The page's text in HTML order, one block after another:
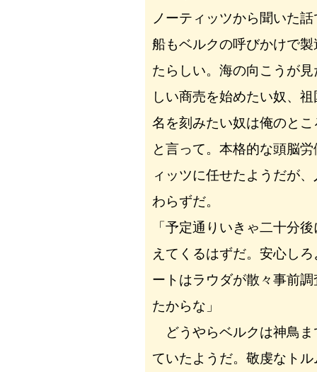
ノーティッツから聞いた
船もベルクの呼びかけで
たらしい。海の向こうが
しい商売を始めたい奴、
名を刻みたい奴は俺のと
と言って。本格的な頭脳
ィッツに任せたようだが
わらずだ。
「予定通りいきゃ二十分
えてくるはずだ。安心し
ートはラウダが散々事前
たからな」
どうやらベルクは神鳥ま
ていたようだ。敬虔なト